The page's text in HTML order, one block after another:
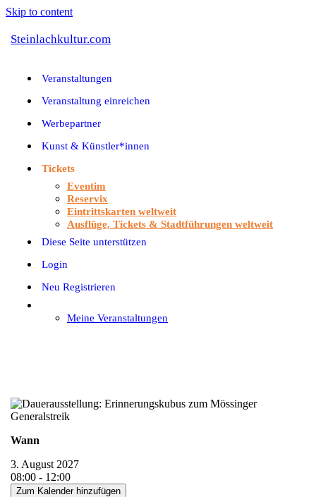
Skip to content
Steinlachkultur.com
Veranstaltungen
Veranstaltung einreichen
Werbepartner
Kunst & Künstler*innen
Tickets
Eventim
Reservix
Eintrittskarten weltweit
Ausflüge, Tickets & Stadtführungen weltweit
Diese Seite unterstützen
Login
Neu Registrieren
Meine Veranstaltungen
Wann
3. August 2027
08:00 - 12:00
Zum Kalender hinzufügen